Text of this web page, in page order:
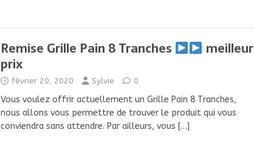
Remise Grille Pain 8 Tranches
meilleur
prix
février 20, 2020 Sylvie 0
Vous voulez offrir actuellement un Grille Pain 8 Tranches,
nous allons vous permettre de trouver le produit qui vous
conviendra sans attendre. Par ailleurs, vous […]